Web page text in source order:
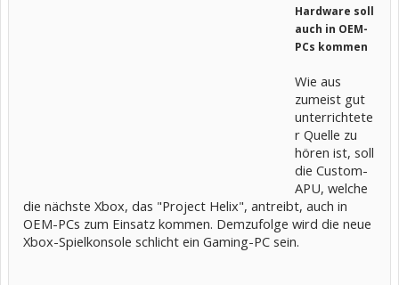
Hardware soll
auch in OEM-
PCs kommen
Wie aus
zumeist gut
unterrichtete
r Quelle zu
hören ist, soll
die Custom-
APU, welche
die nächste Xbox, das "Project Helix", antreibt, auch in
OEM-PCs zum Einsatz kommen. Demzufolge wird die neue
Xbox-Spielkonsole schlicht ein Gaming-PC sein.